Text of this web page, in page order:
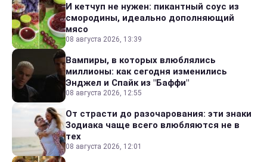
И кетчуп не нужен: пикантный соус из
смородины, идеально дополняющий
мясо
08 августа 2026, 13:39
Вампиры, в которых влюблялись
миллионы: как сегодня изменились
Энджел и Спайк из "Баффи"
08 августа 2026, 12:55
От страсти до разочарования: эти знаки
Зодиака чаще всего влюбляются не в
тех
08 августа 2026, 12:01